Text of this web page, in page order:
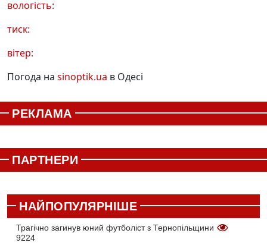
вологість:
тиск:
вітер:
Погода на sinoptik.ua в Одесі
РЕКЛАМА
ПАРТНЕРИ
НАЙПОПУЛЯРНІШЕ
Трагічно загинув юний футболіст з Тернопільщини
9224